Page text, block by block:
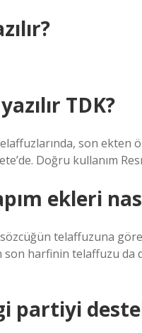
TDK?
son ekten
Doğru kullanım
ekleri
telaffuzuna göre
son harfinin telaffuzu da
partiyi